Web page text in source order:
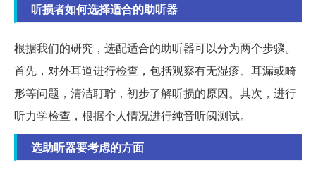
听损者如何选择适合的助听器
根据我们的研究，选配适合的助听器可以分为两个步骤。
首先，对外耳道进行检查，包括观察有无湿疹、耳漏或畸
形等问题，清洁耵聍，初步了解听损的原因。其次，进行
听力学检查，根据个人情况进行纯音听阈测试。
选助听器要考虑的方面